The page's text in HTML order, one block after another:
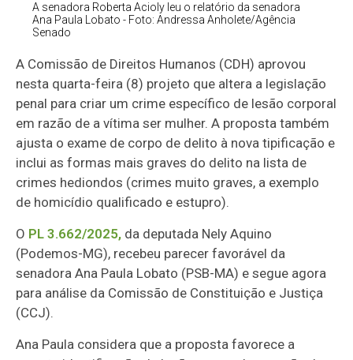
A senadora Roberta Acioly leu o relatório da senadora
Ana Paula Lobato - Foto: Andressa Anholete/Agência
Senado
A Comissão de Direitos Humanos (CDH) aprovou
nesta quarta-feira (8) projeto que altera a legislação
penal para criar um crime específico de lesão corporal
em razão de a vítima ser mulher. A proposta também
ajusta o exame de corpo de delito à nova tipificação e
inclui as formas mais graves do delito na lista de
crimes hediondos (crimes muito graves, a exemplo
de homicídio qualificado e estupro).
O PL 3.662/2025, da deputada Nely Aquino
(Podemos-MG), recebeu parecer favorável da
senadora Ana Paula Lobato (PSB-MA) e segue agora
para análise da Comissão de Constituição e Justiça
(CCJ).
Ana Paula considera que a proposta favorece a